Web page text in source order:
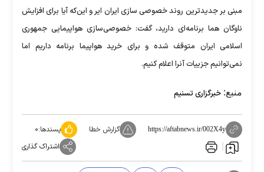
مبنی بر جدیدترین روند خصوصی سازی ایران ایر و این‌که آیا برای افزایش
ناوگان هما برنامه‌ای دارید، گفت: خصوصی‌سازی هواپیمایی جمهوری
اسلامی ایران متوقف شده و برای خرید هواپیما برنامه داریم اما
نمی‌توانیم جزییات آنرا اعلام کنیم.
منبع: خبرگزاری تسنیم
https://aftabnews.ir/002X4y گزارش خطا پسندها:۰
اشتراک گذاری